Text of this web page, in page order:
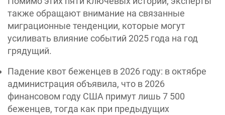
также обращают внимание на связанные
миграционные тенденции, которые могут
усиливать влияние событий 2025 года на год
грядущий.
Падение квот беженцев в 2026 году: в октябре
администрация объявила, что в 2026
финансовом году США примут лишь 7 500
беженцев, тогда как при предыдущих